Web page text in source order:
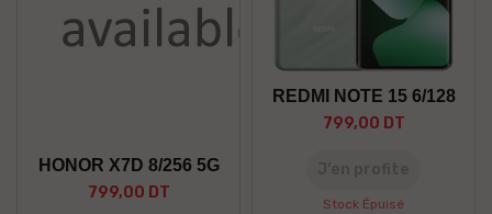
HONOR X7D 8/256 5G
799,00 DT
REDMI NOTE 15 6/128
799,00 DT
Stock Épuisé